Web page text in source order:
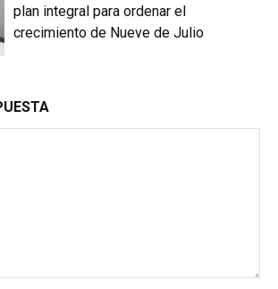
plan integral para ordenar el
crecimiento de Nueve de Julio